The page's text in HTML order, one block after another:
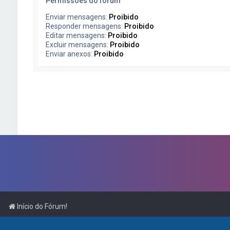
Enviar mensagens: Proibido
Responder mensagens: Proibido
Editar mensagens: Proibido
Excluir mensagens: Proibido
Enviar anexos: Proibido
Início do Fórum!